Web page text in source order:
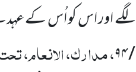
لگے اور اس کو اُس کے
/ ۹۴ ، مدارک، الانعام،